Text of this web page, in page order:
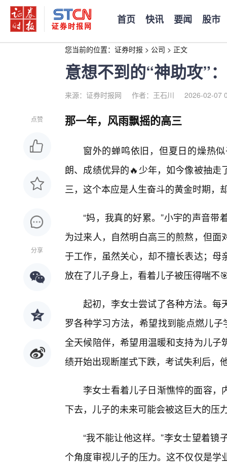
首页 快讯 要闻 股市
您当前的位置： 证券时报 > 公司 > 正文
意想不到的“神助攻”
来源：证券时报网 作者：王石川 2026-02-07
点赞
分享
那一年，风雨飘摇的高三
窗外的蝉鸣依旧，但夏日的燥热
朗、成绩优异的🔥少年，如今像被抽
三，这个本应是人生奋斗的黄金时期，
“妈，我真的好累。”小宇的声音
为过来人，自然明白高三的煎熬，但
于工作，虽然关心，却不擅长表达；
放在了儿子身上，看着儿子被压得喘不
起初，李女士尝试了各种方法。每
罗各种学习方法，希望找到能点燃儿
全天候陪伴，希望用温暖和支持为儿
绩开始出现断崖式下跌，考试失利后，
李女士看着儿子日渐憔悴的面容，
下去，儿子的未来可能会被这巨大的压
“我不能让他这样。”李女士望着
个角度审视儿子的压力。这不仅仅是